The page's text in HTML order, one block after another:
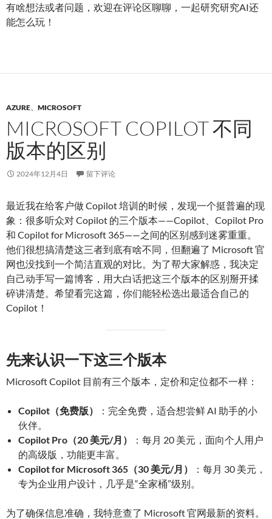
有啥想法或者问题，欢迎在评论区聊聊，一起研究研究AI还
能怎么玩！
AZURE、 MICROSOFT
MICROSOFT COPILOT 不同
版本的区别
2024年12月4日 留下评论
最近我在给客户做 Copilot 培训的时候，发现一个挺普遍的现
象：很多听众对 Copilot 的三个版本——Copilot、Copilot Pro
和 Copilot for Microsoft 365——之间的区别感到迷雾重重。
他们很想搞清楚这三者到底有啥不同，但翻遍了 Microsoft 官
网也没找到一个简洁直观的对比。为了帮大家解惑，我决定
自己动手写一篇博客，用大白话把这三个版本的区别掰开揉
碎讲清楚。希望看完这篇，你们能轻松选出最适合自己的
Copilot！
先来认识一下这三个版本
Microsoft Copilot 目前有三个版本，定价和定位都不一样：
Copilot（免费版）
：完全免费，适合想尝鲜 AI 助手的小
伙伴。
Copilot Pro（20 美元/月）
：每月 20 美元，面向个人用户
的高级版，功能更丰富。
Copilot for Microsoft 365（30 美元/月）
：每月 30 美元，
专为企业用户设计，几乎是“全家桶”级别。
为了确保信息准确，我特意查了 Microsoft 官网最新的资料。